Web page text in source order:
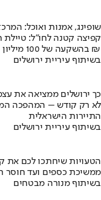
שופינג, אמנות ואוכל:
קפיצה קטנה לחו"ל: טיילת
בהשקעה של 100 מיליון ₪
בשיתוף עיריית ירושלים
כך ירושלים ממציאה את
לא רק קודש – המהפכה
התיירות הישראלית
בשיתוף עיריית ירושלים
הטעויות שיחתכו לכם את
ממשיכת כספים ועד חוסר
בשיתוף מנורה מבטחים